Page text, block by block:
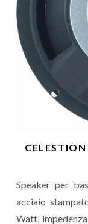
Speaker per
acciaio
Watt,